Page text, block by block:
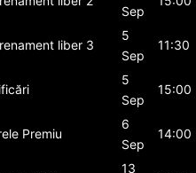
Sep
liber 3
5
Sep
11:30
5
Sep
15:00
Premiu
6
Sep
14:00
13